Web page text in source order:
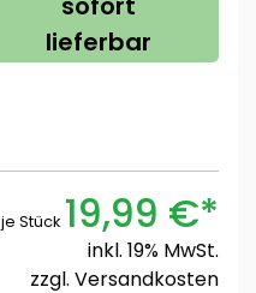
lieferbar
je Stück 19,99 €*
inkl. 19% MwSt.
zzgl. Versandkosten